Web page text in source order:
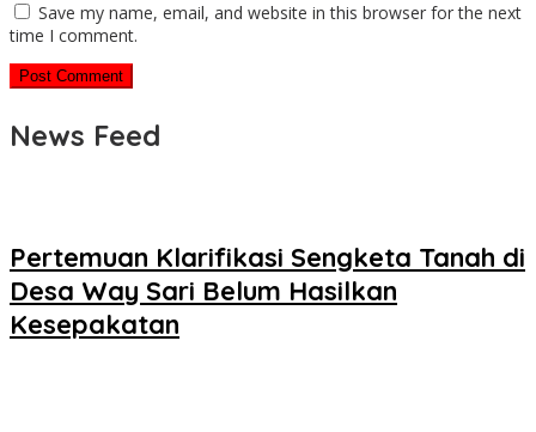
Save my name, email, and website in this browser for the next
time I comment.
News Feed
Pertemuan Klarifikasi Sengketa Tanah di
Desa Way Sari Belum Hasilkan
Kesepakatan